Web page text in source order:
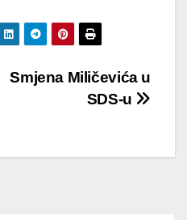
Smjena Miličevića u
SDS-u